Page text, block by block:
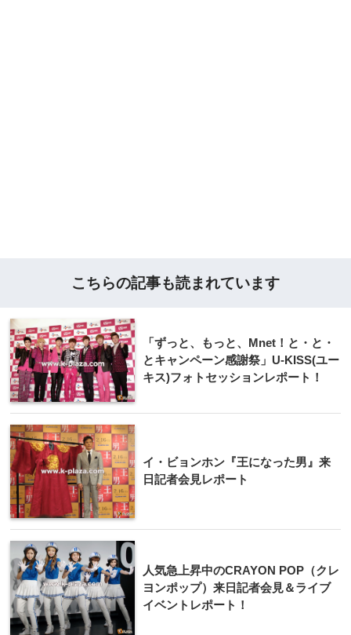
こちらの記事も読まれています
「ずっと、もっと、Mnet！と・と・
とキャンペーン感謝祭」U-KISS(ユー
キス)フォトセッションレポート！
イ・ビョンホン『王になった男』来
日記者会見レポート
人気急上昇中のCRAYON POP（クレ
ヨンポップ）来日記者会見＆ライブ
イベントレポート！